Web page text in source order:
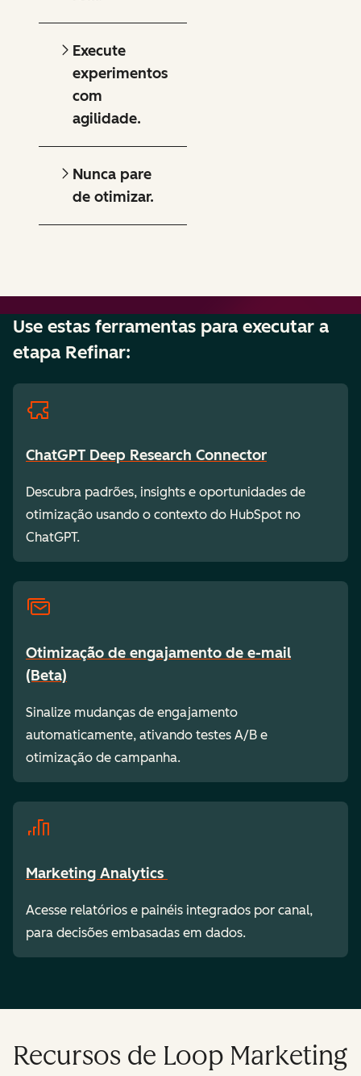
Execute
experimentos
com
agilidade.
Nunca pare
de otimizar.
Use estas ferramentas para executar a
etapa Refinar:
ChatGPT Deep Research Connector
Descubra padrões, insights e oportunidades de
otimização usando o contexto do HubSpot no
ChatGPT.
Otimização de engajamento de e-mail
(Beta)
Sinalize mudanças de engajamento
automaticamente, ativando testes A/B e
otimização de campanha.
Marketing Analytics
Acesse relatórios e painéis integrados por canal,
para decisões embasadas em dados.
Recursos de Loop Marketing